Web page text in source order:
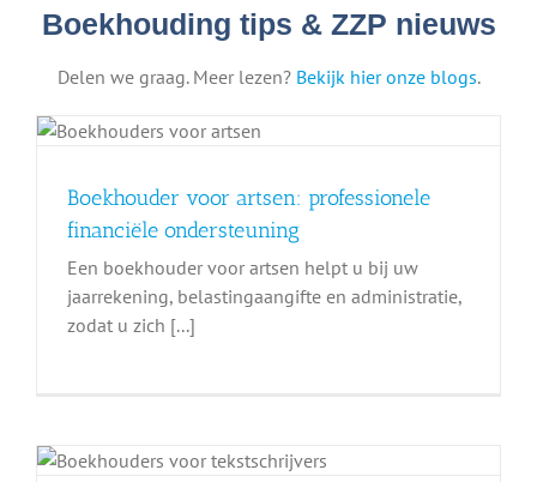
Boekhouding tips & ZZP nieuws
Delen we graag. Meer lezen? Bekijk hier onze blogs.
Boekhouder voor artsen: professionele
financiële ondersteuning
Een boekhouder voor artsen helpt u bij uw
jaarrekening, belastingaangifte en administratie,
zodat u zich [...]